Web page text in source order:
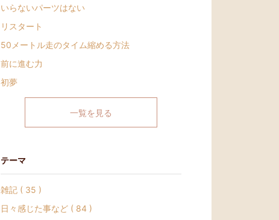
いらないパーツはない
リスタート
50メートル走のタイム縮める方法
前に進む力
初夢
一覧を見る
テーマ
雑記 ( 35 )
日々感じた事など ( 84 )